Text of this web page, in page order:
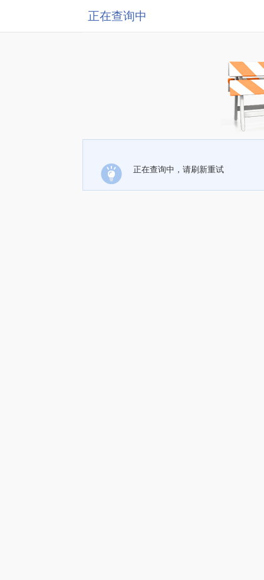
正在查询中
正在查询中，请刷新重试